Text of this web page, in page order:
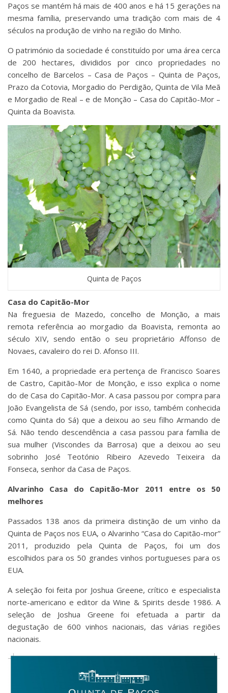
Paços se mantém há mais de 400 anos e há 15 gerações na
mesma família, preservando uma tradição com mais de 4
séculos na produção de vinho na região do Minho.
O património da sociedade é constituído por uma área cerca
de 200 hectares, divididos por cinco propriedades no
concelho de Barcelos – Casa de Paços – Quinta de Paços,
Prazo da Cotovia, Morgadio do Perdigão, Quinta de Vila Meã
e Morgadio de Real – e de Monção – Casa do Capitão-Mor –
Quinta da Boavista.
Quinta de Paços
Casa do Capitão-Mor
Na freguesia de Mazedo, concelho de Monção, a mais
remota referência ao morgadio da Boavista, remonta ao
século XIV, sendo então o seu proprietário Affonso de
Novaes, cavaleiro do rei D. Afonso III.
Em 1640, a propriedade era pertença de Francisco Soares
de Castro, Capitão-Mor de Monção, e isso explica o nome
do de Casa do Capitão-Mor. A casa passou por compra para
João Evangelista de Sá (sendo, por isso, também conhecida
como Quinta do Sá) que a deixou ao seu filho Armando de
Sá. Não tendo descendência a casa passou para família de
sua mulher (Viscondes da Barrosa) que a deixou ao seu
sobrinho José Teotónio Ribeiro Azevedo Teixeira da
Fonseca, senhor da Casa de Paços.
Alvarinho Casa do Capitão-Mor 2011 entre os 50
melhores
Passados 138 anos da primeira distinção de um vinho da
Quinta de Paços nos EUA, o Alvarinho “Casa do Capitão-mor”
2011, produzido pela Quinta de Paços, foi um dos
escolhidos para os 50 grandes vinhos portugueses para os
EUA.
A seleção foi feita por Joshua Greene, crítico e especialista
norte-americano e editor da Wine & Spirits desde 1986. A
seleção de Joshua Greene foi efetuada a partir da
degustação de 600 vinhos nacionais, das várias regiões
nacionais.